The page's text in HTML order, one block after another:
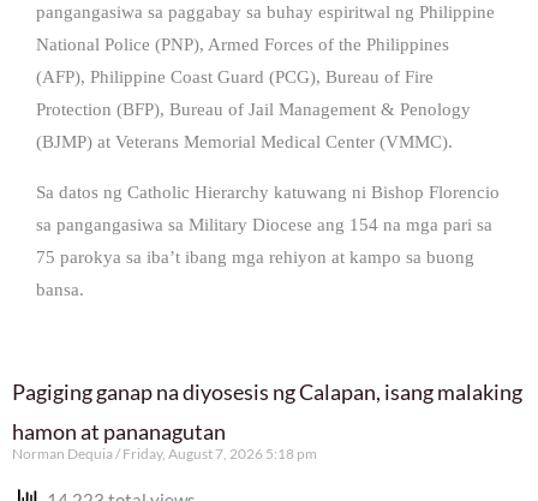
pangangasiwa sa paggabay sa buhay espiritwal ng Philippine
National Police (PNP), Armed Forces of the Philippines
(AFP), Philippine Coast Guard (PCG), Bureau of Fire
Protection (BFP), Bureau of Jail Management & Penology
(BJMP) at Veterans Memorial Medical Center (VMMC).
Sa datos ng Catholic Hierarchy katuwang ni Bishop Florencio
sa pangangasiwa sa Military Diocese ang 154 na mga pari sa
75 parokya sa iba’t ibang mga rehiyon at kampo sa buong
bansa.
Pagiging ganap na diyosesis ng Calapan, isang malaking
hamon at pananagutan
Norman Dequia Friday, August 7, 2026 5:18 pm